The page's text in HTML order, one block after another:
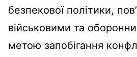
безпекової політики,
військовими та
метою запобігання